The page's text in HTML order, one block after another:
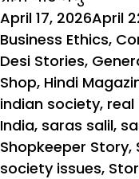
Posted
on
April 17, 2026April
Business Ethics,
Desi Stories,
Shop, Hindi
indian society, real
India, saras salil,
Shopkeeper Story,
society issues,